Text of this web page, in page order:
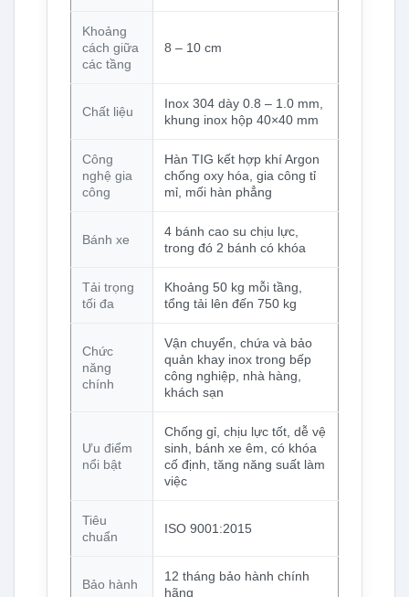
Khoảng
cách giữa
các tầng
8 – 10 cm
Chất liệu
Inox 304 dày 0.8 – 1.0 mm,
khung inox hộp 40×40 mm
Công
nghệ gia
công
Hàn TIG kết hợp khí Argon
chống oxy hóa, gia công tỉ
mỉ, mối hàn phẳng
Bánh xe
4 bánh cao su chịu lực,
trong đó 2 bánh có khóa
Tải trọng
tối đa
Khoảng 50 kg mỗi tầng,
tổng tải lên đến 750 kg
Chức
năng
chính
Vận chuyển, chứa và bảo
quản khay inox trong bếp
công nghiệp, nhà hàng,
khách sạn
Ưu điểm
nổi bật
Chống gỉ, chịu lực tốt, dễ vệ
sinh, bánh xe êm, có khóa
cố định, tăng năng suất làm
việc
Tiêu
chuẩn
ISO 9001:2015
Bảo hành
12 tháng bảo hành chính
hãng